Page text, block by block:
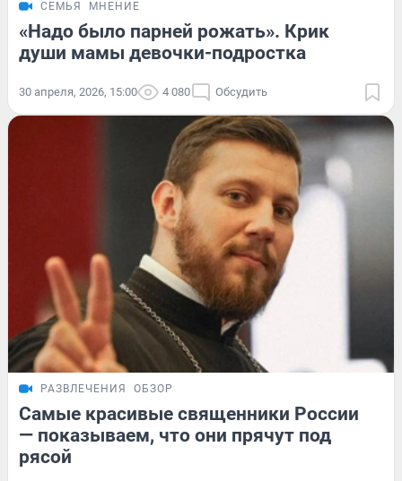
СЕМЬЯ МНЕНИЕ
«Надо было парней рожать». Крик
души мамы девочки-подростка
30 апреля, 2026, 15:00 4 080 Обсудить
РАЗВЛЕЧЕНИЯ ОБЗОР
Самые красивые священники России
— показываем, что они прячут под
рясой